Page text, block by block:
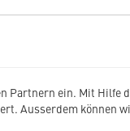
Z
Partnern ein. Mit Hilfe
Ausserdem können